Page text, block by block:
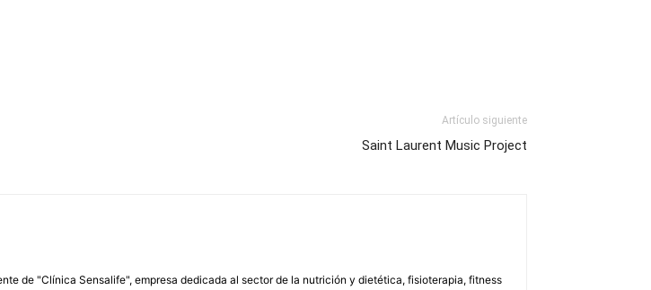
Artículo siguiente
Saint Laurent Music Project
de "Clínica Sensalife", empresa dedicada al sector de la nutrición y dietética, fisioterapia, fitness